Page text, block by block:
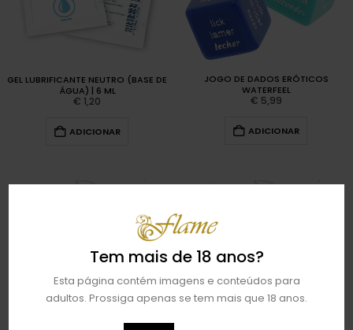
Tem mais de 18 anos?
Esta página contém imagens e conteúdos para
adultos. Prossiga apenas se tem mais que 18 anos.
GEL LUBRIFICANTE NEUTRO (BASE DE
ÁGUA) | 6 ML
€ 1,20
ADICIONAR
JOGO DE DADOS ERÓTICOS
WATERFEEL
€ 5,99
ADICIONAR